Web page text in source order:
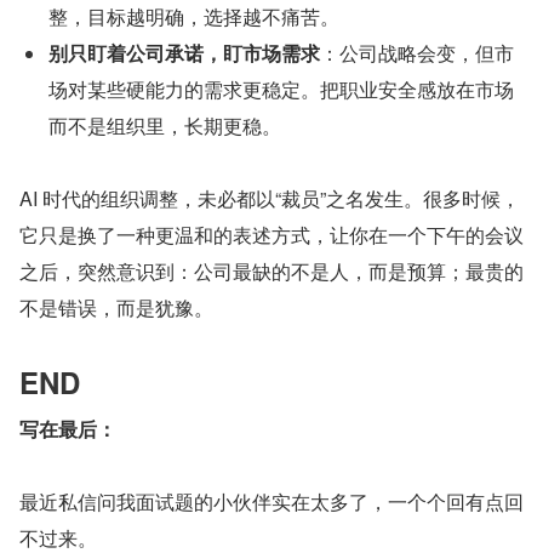
整，目标越明确，选择越不痛苦。
别只盯着公司承诺，盯市场需求 ：公司战略会变，但市
场对某些硬能力的需求更稳定。把职业安全感放在市场
而不是组织里，长期更稳。
AI 时代的组织调整，未必都以“裁员”之名发生。很多时候，
它只是换了一种更温和的表述方式，让你在一个下午的会议
之后，突然意识到：公司最缺的不是人，而是预算；最贵的
不是错误，而是犹豫。
END
写在最后：
最近私信问我面试题的小伙伴实在太多了，一个个回有点回
不过来。